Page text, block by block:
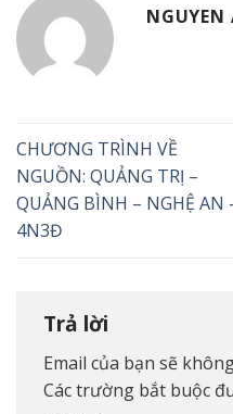
NGUYEN
CHƯƠNG TRÌNH VỀ
NGUỒN: QUẢNG TRỊ –
QUẢNG BÌNH – NGHỆ AN
4N3Đ
Trả lời
Email của bạn sẽ
Các trường bắt buộc